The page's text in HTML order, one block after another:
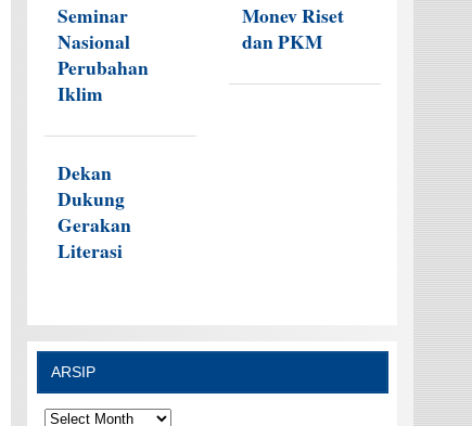
Seminar
Nasional
Perubahan
Iklim
Monev Riset
dan PKM
Dekan
Dukung
Gerakan
Literasi
ARSIP
ARSIP